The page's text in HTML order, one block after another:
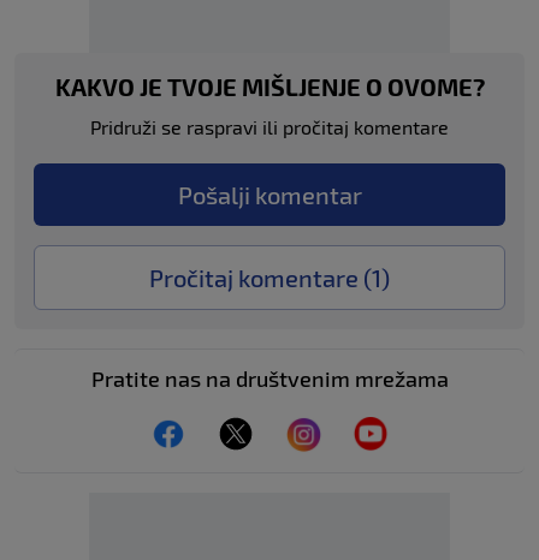
KAKVO JE TVOJE MIŠLJENJE O OVOME?
Pridruži se raspravi ili pročitaj komentare
Pošalji komentar
Pročitaj komentare (1)
Pratite nas na društvenim mrežama